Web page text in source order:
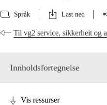
Språk Last ned
Til vg2 service, sikkerheit og
Innholdsfortegnelse
Vis ressurser